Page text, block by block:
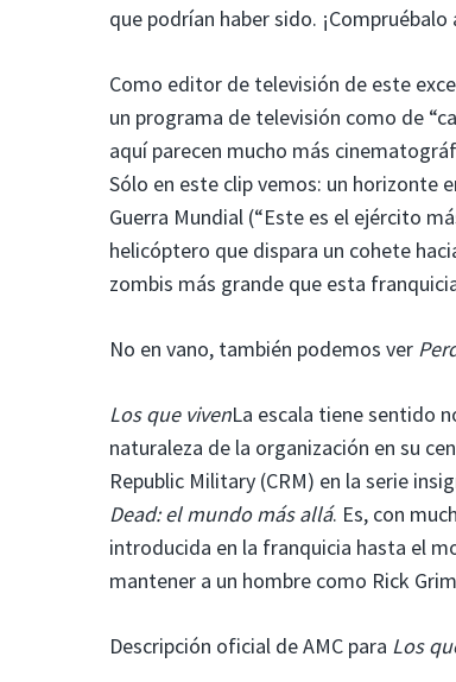
que podrían haber sido.
Como editor de televisión de este
un programa de televisión como de
aquí parecen mucho más
Sólo en este clip vemos: un horizonte
Guerra Mundial (“Este es el ejército
helicóptero que dispara un cohete
zombis más grande que esta
No en vano, también podemos ver
Los que vivenLa escala tiene sentido
naturaleza de la organización en su
Republic Military (CRM) en la serie
Dead: el mundo más allá. Es, con
introducida en la franquicia hasta el
mantener a un hombre como Rick
Descripción oficial de AMC para Los